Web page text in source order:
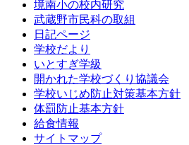
境南小の校内研究
武蔵野市民科の取組
日記ページ
学校だより
いとすぎ学級
開かれた学校づくり協議会
学校いじめ防止対策基本方針
体罰防止基本方針
給食情報
サイトマップ